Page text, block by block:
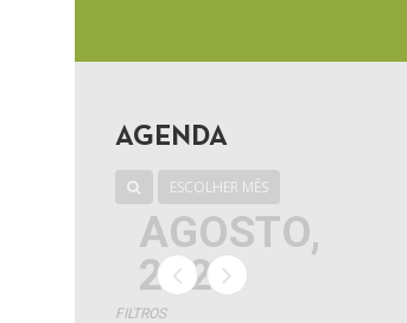
AGENDA
ESCOLHER MÊS
AGOSTO,
2026
FILTROS